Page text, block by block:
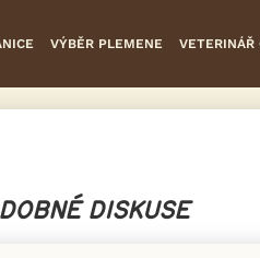
VÝBĚR PLEMENE VETERINÁŘ
DISKUSE